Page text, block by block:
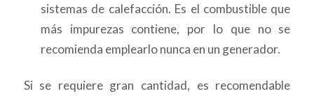
sistemas de calefacción. Es el combustible que
más impurezas contiene, por lo que no se
recomienda emplearlo nunca en un generador.
Si se requiere gran cantidad, es recomendable